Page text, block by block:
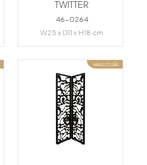
TWITTER
46-0264
W25 x D11 x H18 cm
HÀNG CÓ SẴN